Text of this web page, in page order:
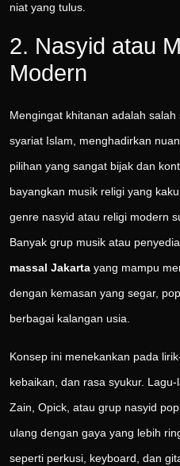
niat yang tulus.
2. Nasyid atau
Modern
Mengingat khitanan adalah
syariat Islam, menghadirkan
pilihan yang sangat bijak dan
bayangkan musik religi yang
genre nasyid atau religi modern
Banyak grup musik atau
massal Jakarta yang mampu
dengan kemasan yang segar,
berbagai kalangan usia.
Konsep ini menekankan pada
kebaikan, dan rasa syukur.
Zain, Opick, atau grup nasyid
ulang dengan gaya yang lebih
seperti perkusi, keyboard, dan